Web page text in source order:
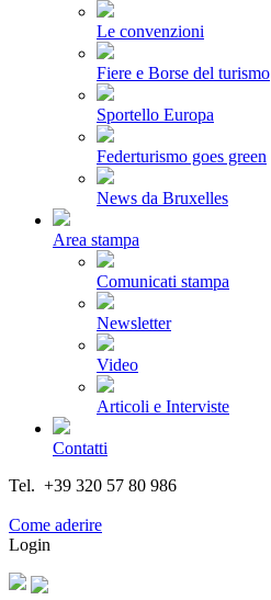
Le convenzioni
Fiere e Borse del turismo
Sportello Europa
Federturismo goes green
News da Bruxelles
Area stampa
Comunicati stampa
Newsletter
Video
Articoli e Interviste
Contatti
Tel. +39 320 57 80 986
Come aderire
Login